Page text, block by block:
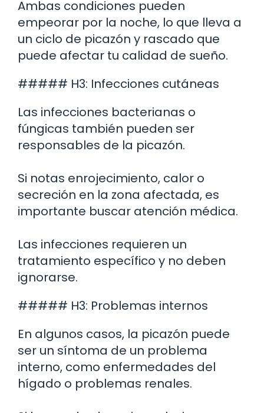
Ambas condiciones pueden
empeorar por la noche, lo que lleva a
un ciclo de picazón y rascado que
puede afectar tu calidad de sueño.
##### H3: Infecciones cutáneas
Las infecciones bacterianas o
fúngicas también pueden ser
responsables de la picazón.
Si notas enrojecimiento, calor o
secreción en la zona afectada, es
importante buscar atención médica.
Las infecciones requieren un
tratamiento específico y no deben
ignorarse.
##### H3: Problemas internos
En algunos casos, la picazón puede
ser un síntoma de un problema
interno, como enfermedades del
hígado o problemas renales.